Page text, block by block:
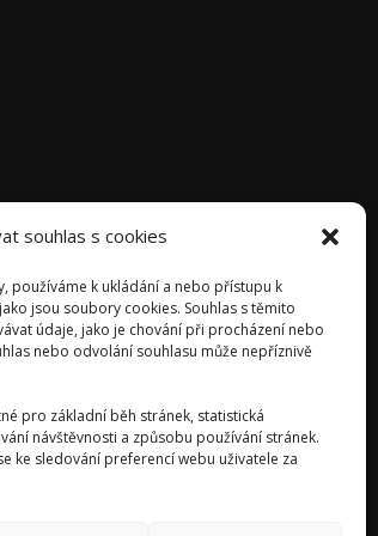
souhlas s cookies
používáme k ukládání a nebo přístupu k
jsou soubory cookies. Souhlas s těmito
údaje, jako je chování při procházení nebo
nebo odvolání souhlasu může nepříznivě
pro základní běh stránek, statistická
návštěvnosti a způsobu používání stránek.
ke sledování preferencí webu uživatele za